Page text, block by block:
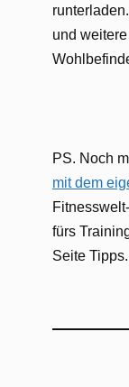
und
PS. Noch
mit dem
fürs
Seite Tipps.